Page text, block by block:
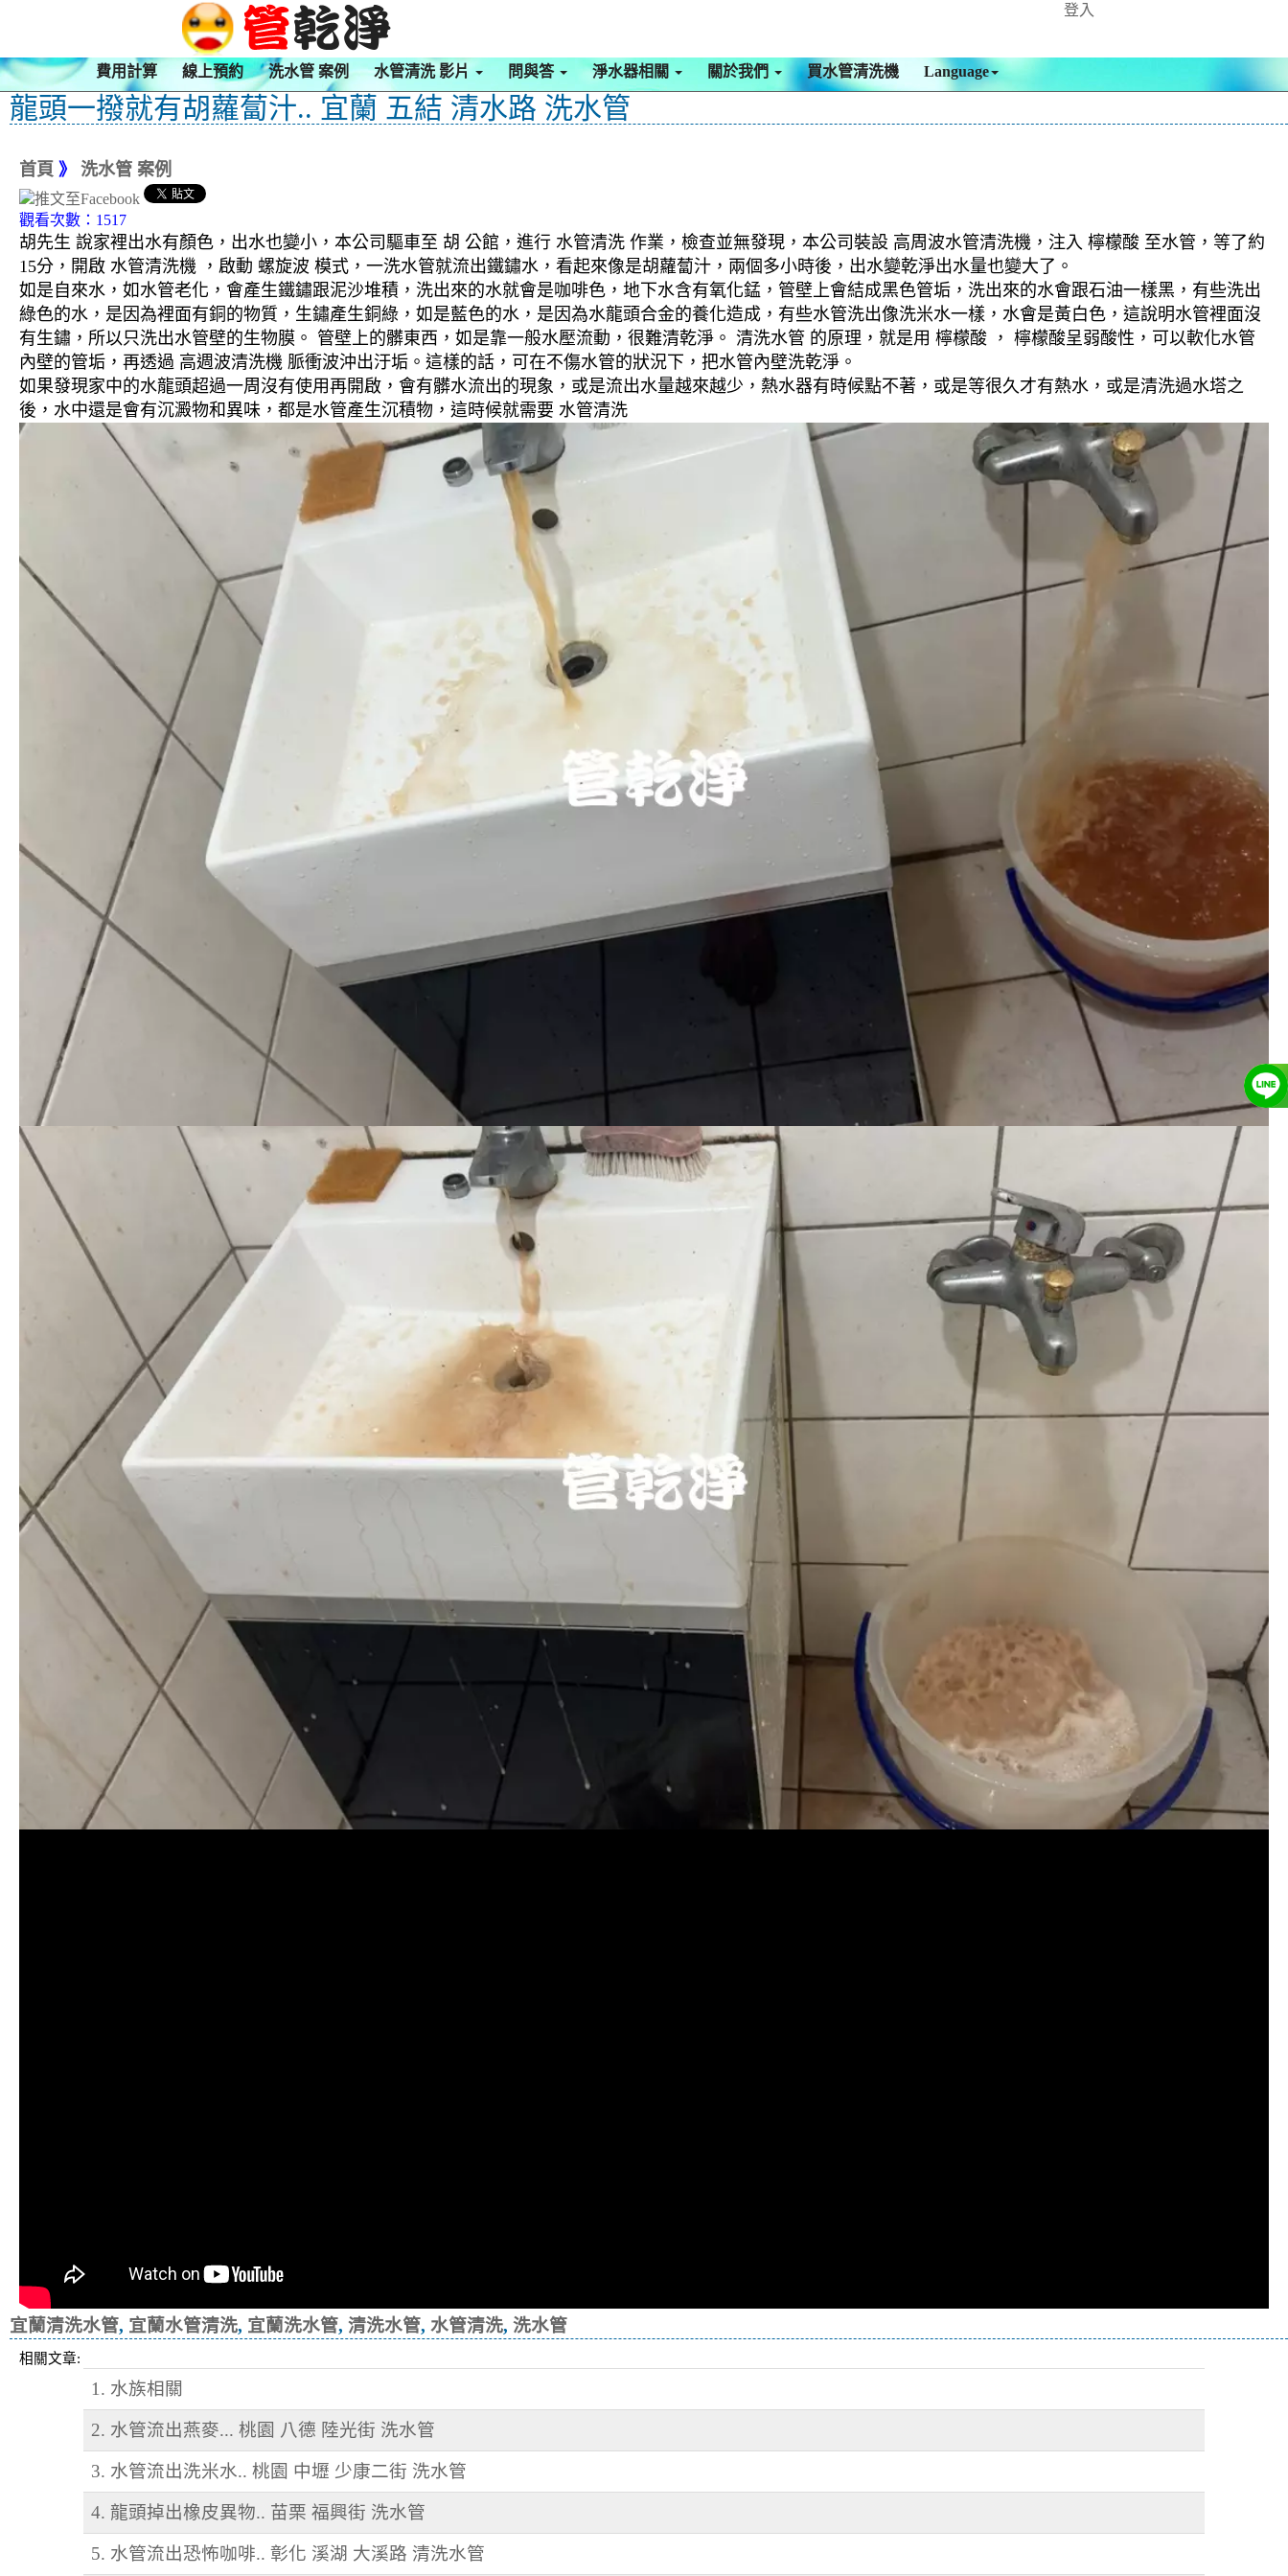
登入
費用計算 線上預約 洗水管 案例 水管清洗 影片 問與答 淨水器相關 關於我們 買水管清洗機 Language
龍頭一撥就有胡蘿蔔汁.. 宜蘭 五結 清水路 洗水管
首頁 》 洗水管 案例
觀看次數：1517
胡先生 說家裡出水有顏色，出水也變小，本公司驅車至 胡 公館，進行 水管清洗 作業，檢查並無發現，本公司裝設 高周波水管清洗機，注入 檸檬酸 至水管，等了約
15分，開啟 水管清洗機 ，啟動 螺旋波 模式，一洗水管就流出鐵鏽水，看起來像是胡蘿蔔汁，兩個多小時後，出水變乾淨出水量也變大了。
如是自來水，如水管老化，會產生鐵鏽跟泥沙堆積，洗出來的水就會是咖啡色，地下水含有氧化錳，管壁上會結成黑色管垢，洗出來的水會跟石油一樣黑，有些洗出
綠色的水，是因為裡面有銅的物質，生鏽產生銅綠，如是藍色的水，是因為水龍頭合金的養化造成，有些水管洗出像洗米水一樣，水會是黃白色，這說明水管裡面沒
有生鏽，所以只洗出水管壁的生物膜。 管壁上的髒東西，如是靠一般水壓流動，很難清乾淨。 清洗水管 的原理，就是用 檸檬酸 ， 檸檬酸呈弱酸性，可以軟化水管
內壁的管垢，再透過 高週波清洗機 脈衝波沖出汙垢。這樣的話，可在不傷水管的狀況下，把水管內壁洗乾淨。
如果發現家中的水龍頭超過一周沒有使用再開啟，會有髒水流出的現象，或是流出水量越來越少，熱水器有時候點不著，或是等很久才有熱水，或是清洗過水塔之
後，水中還是會有沉澱物和異味，都是水管產生沉積物，這時候就需要 水管清洗
宜蘭清洗水管, 宜蘭水管清洗, 宜蘭洗水管, 清洗水管, 水管清洗, 洗水管
相關文章:
1. 水族相關
2. 水管流出燕麥... 桃園 八德 陸光街 洗水管
3. 水管流出洗米水.. 桃園 中壢 少康二街 洗水管
4. 龍頭掉出橡皮異物.. 苗栗 福興街 洗水管
5. 水管流出恐怖咖啡.. 彰化 溪湖 大溪路 清洗水管